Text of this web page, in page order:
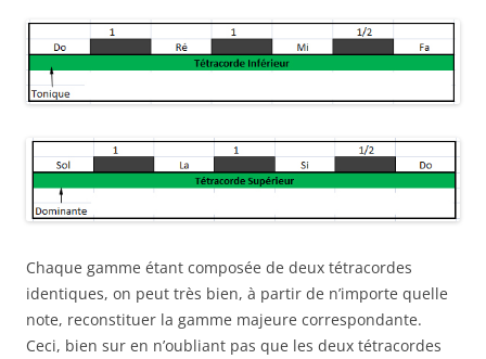
Chaque gamme étant composée de deux tétracordes
identiques, on peut très bien, à partir de n’importe quelle
note, reconstituer la gamme majeure correspondante.
Ceci, bien sur en n’oubliant pas que les deux tétracordes